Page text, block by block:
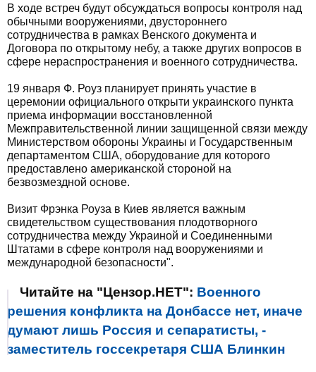
В ходе встреч будут обсуждаться вопросы контроля над
обычными вооружениями, двустороннего
сотрудничества в рамках Венского документа и
Договора по открытому небу, а также других вопросов в
сфере нераспространения и военного сотрудничества.
19 января Ф. Роуз планирует принять участие в
церемонии официального открыти украинского пункта
приема информации восстановленной
Межправительственной линии защищенной связи между
Министерством обороны Украины и Государственным
департаментом США, оборудование для которого
предоставлено американской стороной на
безвозмездной основе.
Визит Фрэнка Роуза в Киев является важным
свидетельством существования плодотворного
сотрудничества между Украиной и Соединенными
Штатами в сфере контроля над вооружениями и
международной безопасности".
Читайте на "Цензор.НЕТ": Военного
решения конфликта на Донбассе нет, иначе
думают лишь Россия и сепаратисты, -
заместитель госсекретаря США Блинкин